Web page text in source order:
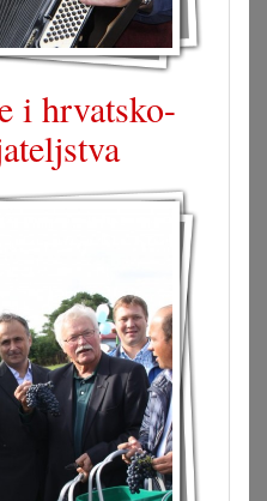
i hrvatsko-